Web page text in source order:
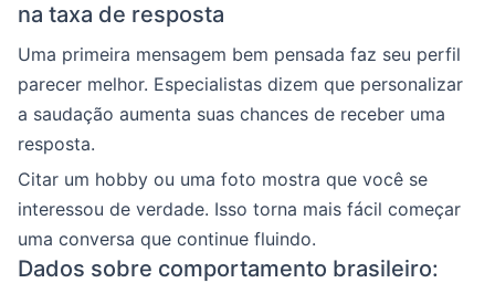
na taxa de resposta
Uma primeira mensagem bem pensada faz seu perfil
parecer melhor. Especialistas dizem que personalizar
a saudação aumenta suas chances de receber uma
resposta.
Citar um hobby ou uma foto mostra que você se
interessou de verdade. Isso torna mais fácil começar
uma conversa que continue fluindo.
Dados sobre comportamento brasileiro: